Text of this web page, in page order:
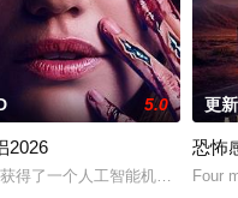
and abuse
5.0
2026
得了一个人工智能机器人，以
更
恐怖
Four